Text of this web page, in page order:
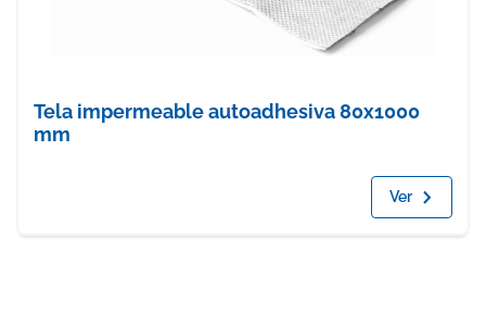
Tela impermeable autoadhesiva 80x1000
mm
Ver